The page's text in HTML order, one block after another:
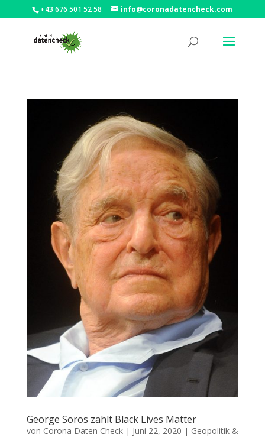
+43 676 501 52 58 info@coronadatencheck.com
George Soros zahlt Black Lives Matter
von Corona Daten Check| Juni 22, 2020 | Geopolitik &